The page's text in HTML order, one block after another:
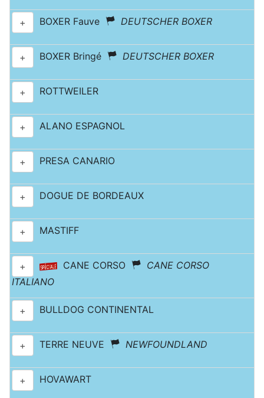
+ BOXER Fauve DEUTSCHER BOXER
+ BOXER Bringé DEUTSCHER BOXER
+ ROTTWEILER
+ ALANO ESPAGNOL
+ PRESA CANARIO
+ DOGUE DE BORDEAUX
+ MASTIFF
+ CANE CORSO
CANE CORSO
ITALIANO
+ BULLDOG CONTINENTAL
+ TERRE NEUVE NEWFOUNDLAND
+ HOVAWART